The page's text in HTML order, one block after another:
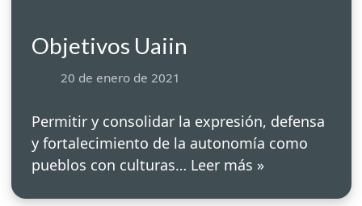
Objetivos Uaiin
20 de enero de 2021
Permitir y consolidar la expresión, defensa
y fortalecimiento de la autonomía como
pueblos con culturas… Leer más »